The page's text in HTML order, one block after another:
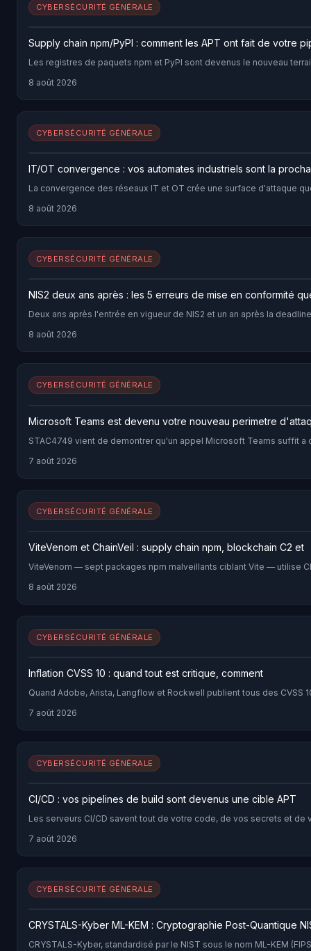
CYBERSÉCURITÉ GÉNÉRALE
Supply chain npm/PyPI : comment les APT ont fait de votre
Les registres de paquets npm et PyPI sont devenus le nouveau
8 août 2026
CYBERSÉCURITÉ GÉNÉRALE
IT/OT convergence : vos automates industriels sont la
La convergence des réseaux IT et OT crée une surface d'attaque
8 août 2026
CYBERSÉCURITÉ GÉNÉRALE
NIS2 deux ans après : les 5 erreurs de mise en conformité
Deux ans après l'entrée en vigueur de NIS2 et un an après la
8 août 2026
CYBERSÉCURITÉ GÉNÉRALE
Microsoft Teams est devenu votre nouveau perimetre
STAC4749 vient de demontrer qu'un appel Microsoft Teams suffit
7 août 2026
CYBERSÉCURITÉ GÉNÉRALE
ViteVenom et ChainVeil : supply chain npm, blockchain C2 et
ViteVenom — sept packages npm malveillants ciblant Vite — utilise
8 août 2026
CYBERSÉCURITÉ GÉNÉRALE
Inflation CVSS 10 : quand tout est critique, comment
Quand Adobe, Arista, Langflow et Rockwell publient tous des
7 août 2026
CYBERSÉCURITÉ GÉNÉRALE
CI/CD : vos pipelines de build sont devenus une cible APT
Les serveurs CI/CD savent tout de votre code, de vos secrets et
7 août 2026
CYBERSÉCURITÉ GÉNÉRALE
CRYSTALS-Kyber ML-KEM : Cryptographie Post-Quantique
CRYSTALS-Kyber, standardisé par le NIST sous le nom ML-KEM